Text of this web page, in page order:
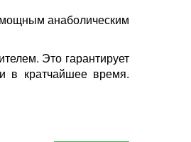
мощным анаболическим
Это гарантирует
в кратчайшее время.